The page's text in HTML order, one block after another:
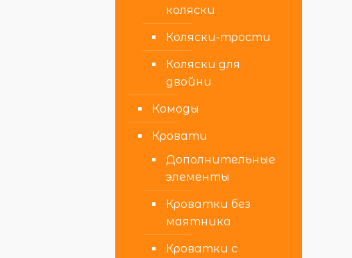
коляски
Коляски-трости
Коляски для
двойни
Комоды
Кровати
Дополнительные
элементы
Кроватки без
маятника
Кроватки с